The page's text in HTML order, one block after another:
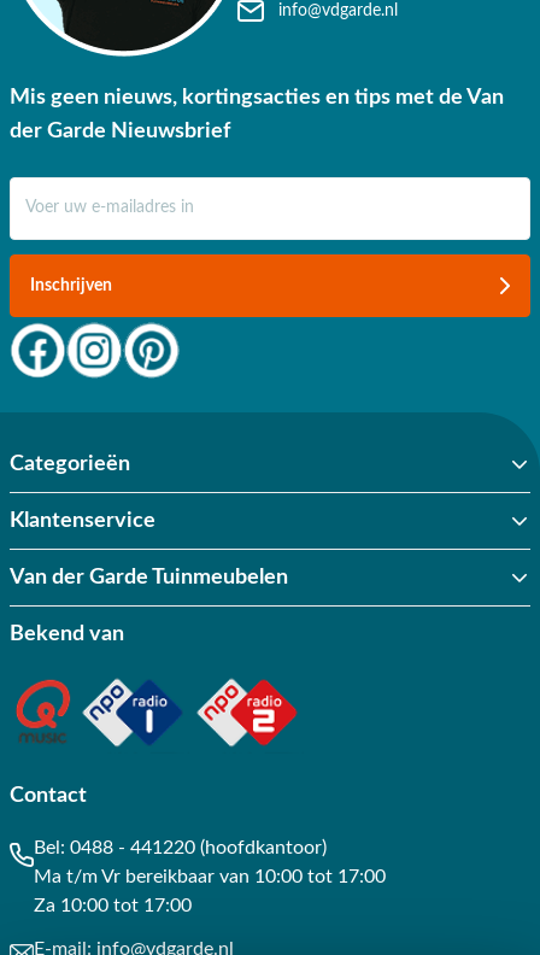
info@vdgarde.nl
Mis geen nieuws, kortingsacties en tips met de Van
der Garde Nieuwsbrief
Inschrijven
Categorieën
Klantenservice
Van der Garde Tuinmeubelen
Bekend van
Contact
Bel: 0488 - 441220 (hoofdkantoor)
Ma t/m Vr bereikbaar van 10:00 tot 17:00
Za 10:00 tot 17:00
E-mail: info@vdgarde.nl